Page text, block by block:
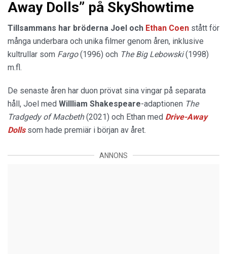
Away Dolls” på SkyShowtime
Tillsammans har bröderna Joel och Ethan Coen stått för
många underbara och unika filmer genom åren, inklusive
kultrullar som Fargo(1996) och The Big Lebowski(1998)
m.fl.
De senaste åren har duon prövat sina vingar på separata
håll, Joel med Willliam Shakespeare-adaptionen The
Tradgedy of Macbeth(2021) och Ethan med Drive-Away
Dollssom hade premiär i början av året.
ANNONS